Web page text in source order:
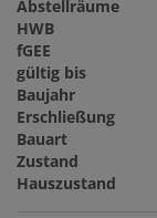
Abstellräume
HWB
fGEE
gültig bis
Baujahr
Erschließung
Bauart
Zustand
Hauszustand